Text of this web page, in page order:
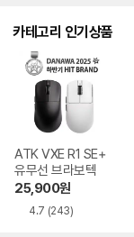
카테고리 인기상품
ATK VXE R1 SE+
유무선 브라보텍
25,900원
4.7 (243)